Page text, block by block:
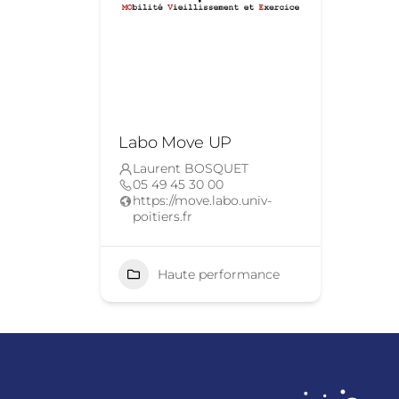
Labo Move UP
Laurent BOSQUET
05 49 45 30 00
https://move.labo.univ-
poitiers.fr
Haute performance